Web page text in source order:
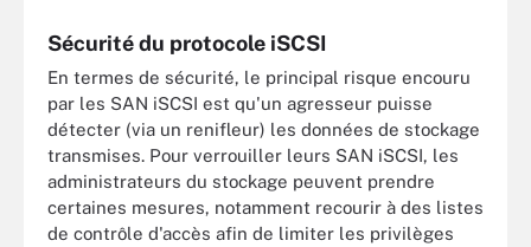
Sécurité du protocole iSCSI
En termes de sécurité, le principal risque encouru
par les SAN iSCSI est qu'un agresseur puisse
détecter (via un renifleur) les données de stockage
transmises. Pour verrouiller leurs SAN iSCSI, les
administrateurs du stockage peuvent prendre
certaines mesures, notamment recourir à des listes
de contrôle d'accès afin de limiter les privilèges